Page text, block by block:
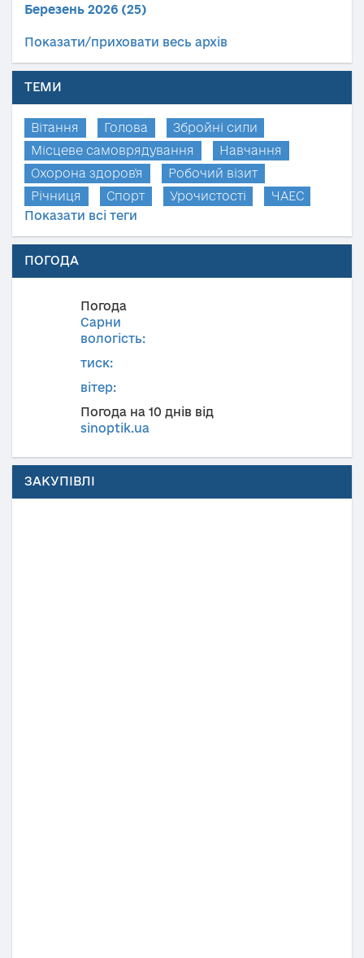
Березень 2026 (25)
Показати/приховати весь архів
ТЕМИ
Вітання Голова
Збройні сили
Місцеве самоврядування
Навчання
Охорона здоров'я
Робочий візит
Річниця
Спорт Урочистості
ЧАЕС
Показати всі теги
ПОГОДА
Погода
Сарни
вологість:
тиск:
вітер:
Погода на 10 днів від
sinoptik.ua
ЗАКУПІВЛІ